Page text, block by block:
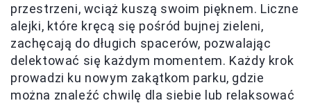
przestrzeni, wciąż kuszą swoim pięknem. Liczne
alejki, które kręcą się pośród bujnej zieleni,
zachęcają do długich spacerów, pozwalając
delektować się każdym momentem. Każdy krok
prowadzi ku nowym zakątkom parku, gdzie
można znaleźć chwilę dla siebie lub relaksować